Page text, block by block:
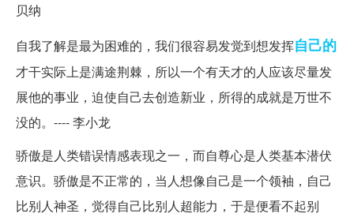
贝纳
自我了解是最为困难的，我们很容易发觉到想发挥自己的
才干实际上是满途荆棘，所以一个有天才的人应该尽量发
展他的事业，迫使自己去创造新业，所得的成就是万世不
没的。---- 李小龙
骄傲是人类错误情感表现之一，而自尊心是人类基本潜伏
意识。骄傲是不正常的，当人想像自己是一个领袖，自己
比别人神圣，觉得自己比别人超能力，于是便看不起别